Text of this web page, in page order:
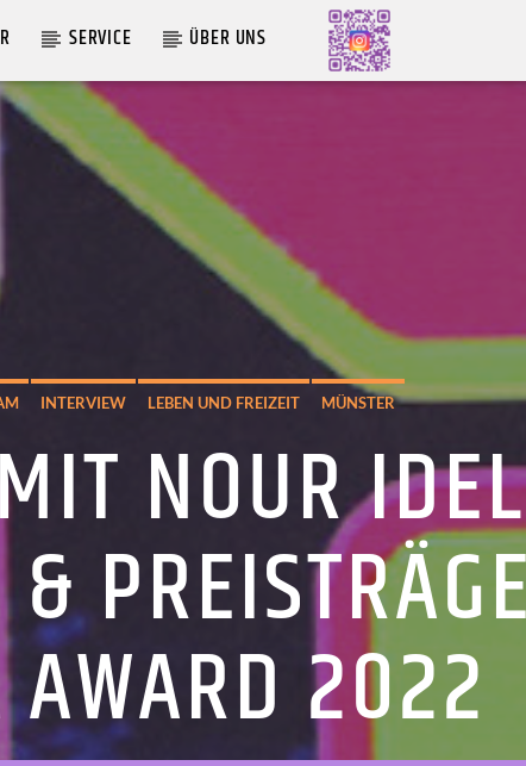
SERVICE ÜBER UNS
SENDUNG
MOEBIUS
12:00 24:00
INTERVIEW LEBEN UND FREIZEIT MÜNSTER
NOUR
2022